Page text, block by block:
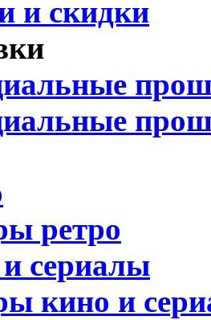
и скидки
ретро
сериалы
кино и